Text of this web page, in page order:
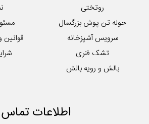
روتختی
حوله تن پوش بزرگسال
سرویس آشپزخانه
تشک فنری
بالش و رویه بالش
قوانین
اطلاعات تماس